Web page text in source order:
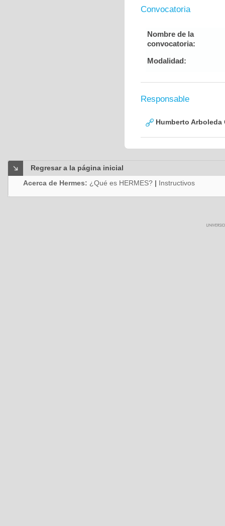
Convocatoria
Nombre de la
convocatoria:
Modalidad:
Responsable
Humberto Arboleda
Regresar a la página inicial
Acerca de Hermes: ¿Qué es HERMES? | Instructivos